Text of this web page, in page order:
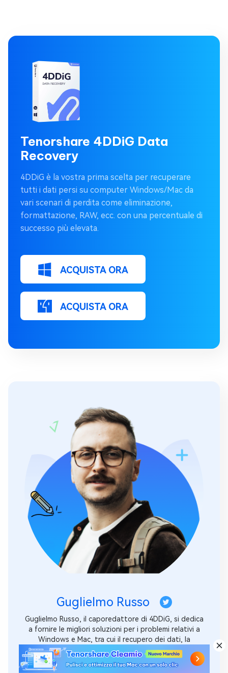
Tenorshare 4DDiG Data
Recovery
4DDiG è la vostra prima scelta per recuperare
tutti i dati persi su computer Windows/Mac da
vari scenari di perdita come eliminazione,
formattazione, RAW, ecc. con una percentuale di
successo più elevata.
ACQUISTA ORA
ACQUISTA ORA
Guglielmo Russo
Guglielmo Russo, il caporedattore di 4DDiG, si dedica
a fornire le migliori soluzioni per i problemi relativi a
Windows e Mac, tra cui il recupero dei dati, la
riparazione, la correzione degli errori.